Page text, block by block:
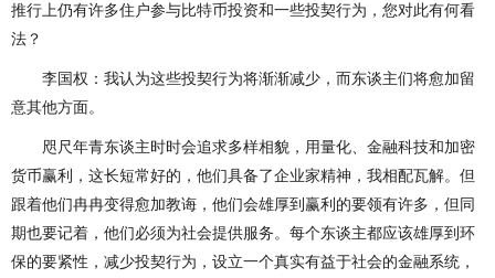
推行上仍有许多住户参与比特币投资和一些投契行为，您对此有何看
法？
李国权：我认为这些投契行为将渐渐减少，而东谈主们将愈加留
意其他方面。
咫尺年青东谈主时时会追求多样相貌，用量化、金融科技和加密
货币赢利，这长短常好的，他们具备了企业家精神，我相配瓦解。但
跟着他们冉冉变得愈加教诲，他们会雄厚到赢利的要领有许多，但同
期也要记着，他们必须为社会提供服务。每个东谈主都应该雄厚到环
保的要紧性，减少投契行为，设立一个真实有益于社会的金融系统，